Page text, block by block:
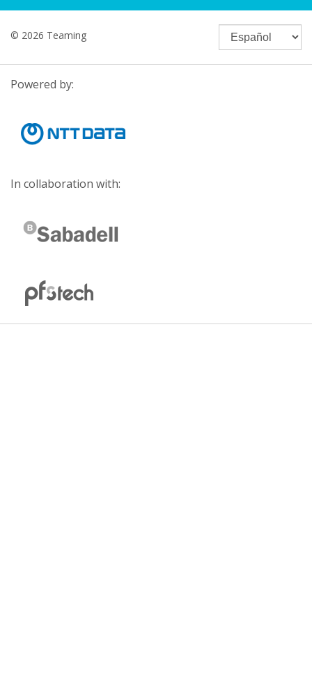
© 2026 Teaming
Powered by:
In collaboration with: